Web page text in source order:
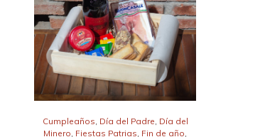
Cumpleaños Día del Padre Día del
Minero Fiestas Patrias Fin de año